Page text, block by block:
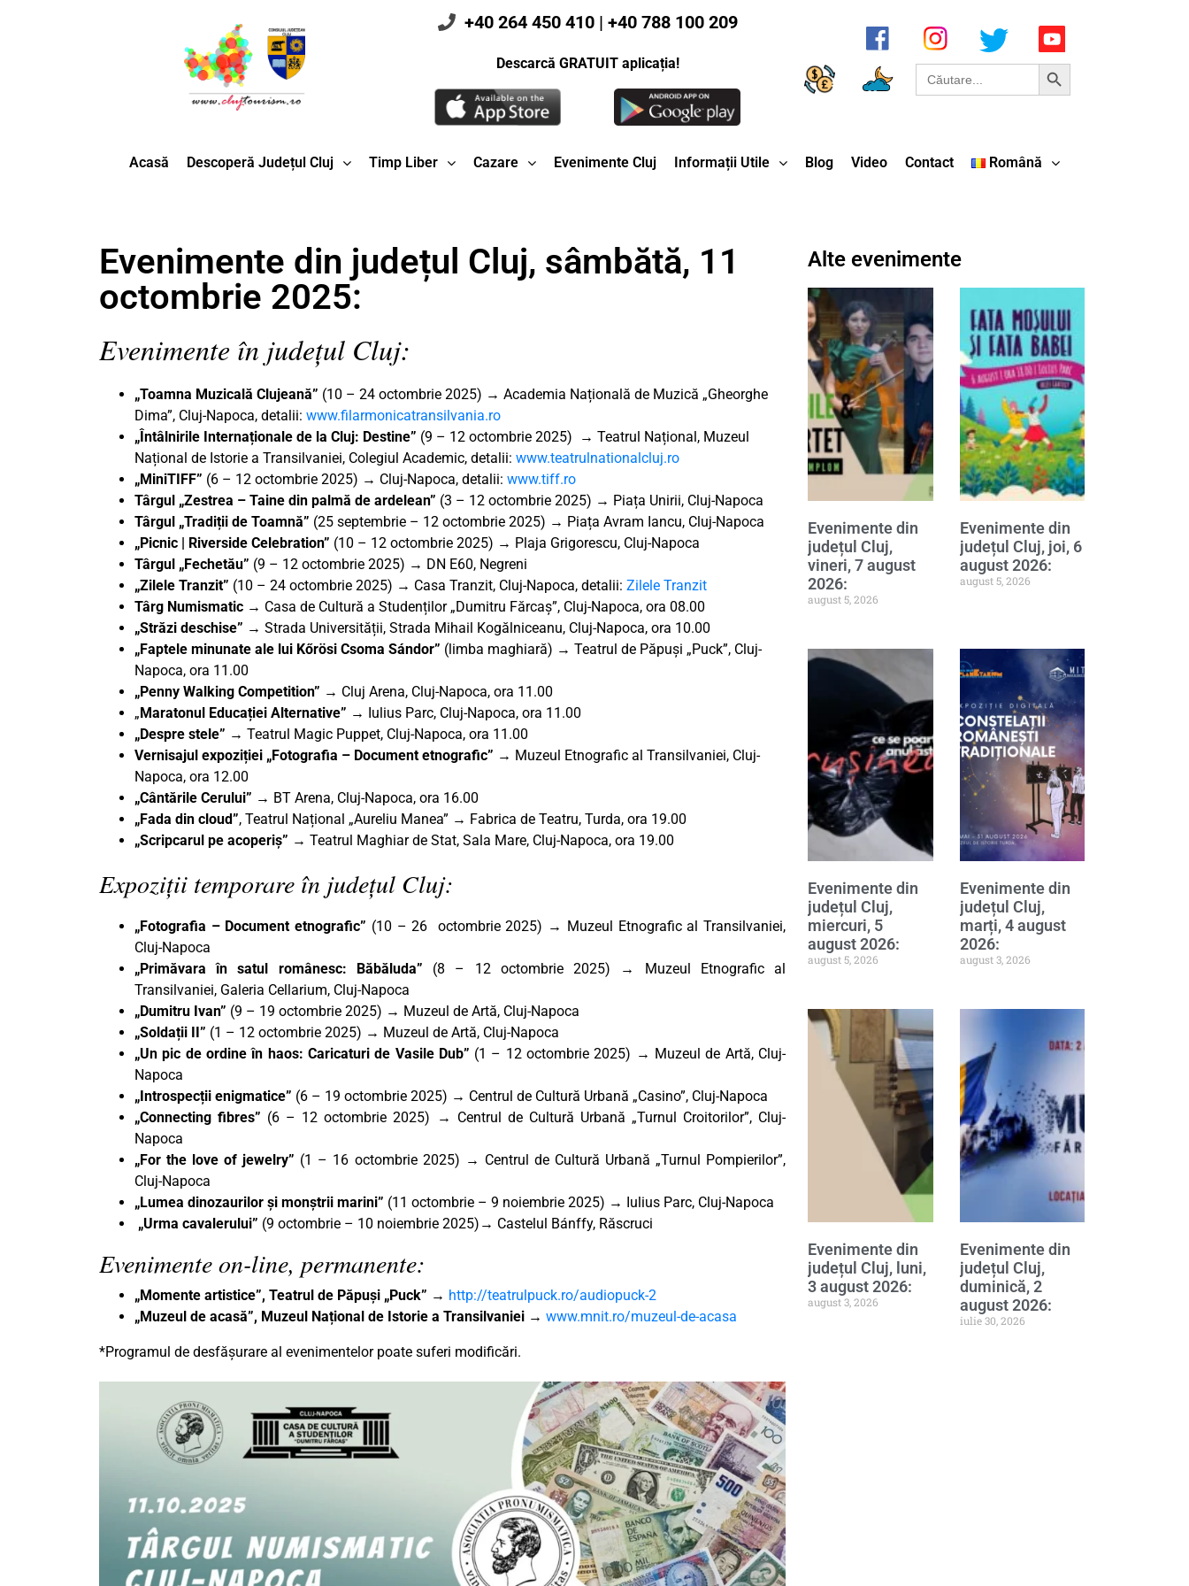
+40 264 450 410 | +40 788 100 209
Descarcă GRATUIT aplicația! Search
for:
Search Button
Acasă Descoperă Județul Cluj Timp Liber Cazare Evenimente Cluj Informații Utile Blog Video Contact Română
Evenimente din județul Cluj, sâmbătă, 11
octombrie 2025:
Evenimente în județul Cluj:
„Toamna Muzicală Clujeană” (10 – 24 octombrie 2025) → Academia Națională de Muzică „Gheorghe
Dima”, Cluj-Napoca, detalii: www.filarmonicatransilvania.ro
„Întâlnirile Internaționale de la Cluj: Destine” (9 – 12 octombrie 2025) → Teatrul Național, Muzeul
Național de Istorie a Transilvaniei, Colegiul Academic, detalii: www.teatrulnationalcluj.ro
„MiniTIFF” (6 – 12 octombrie 2025) → Cluj-Napoca, detalii: www.tiff.ro
Târgul „Zestrea – Taine din palmă de ardelean” (3 – 12 octombrie 2025) → Piața Unirii, Cluj-Napoca
Târgul „Tradiții de Toamnă” (25 septembrie – 12 octombrie 2025) → Piața Avram Iancu, Cluj-Napoca
„Picnic | Riverside Celebration” (10 – 12 octombrie 2025) → Plaja Grigorescu, Cluj-Napoca
Târgul „Fechetău” (9 – 12 octombrie 2025) → DN E60, Negreni
„Zilele Tranzit” (10 – 24 octombrie 2025) → Casa Tranzit, Cluj-Napoca, detalii: Zilele Tranzit
Târg Numismatic → Casa de Cultură a Studenților „Dumitru Fărcaș”, Cluj-Napoca, ora 08.00
„Străzi deschise” → Strada Universității, Strada Mihail Kogălniceanu, Cluj-Napoca, ora 10.00
„Faptele minunate ale lui Kőrösi Csoma Sándor” (limba maghiară) → Teatrul de Păpuși „Puck”, Cluj-
Napoca, ora 11.00
„Penny Walking Competition” → Cluj Arena, Cluj-Napoca, ora 11.00
„ Maratonul Educației Alternative” →
Iulius Parc, Cluj-Napoca, ora 11.00
„Despre stele” → Teatrul Magic Puppet, Cluj-Napoca, ora 11.00
Vernisajul expoziției „Fotografia – Document etnografic” → Muzeul Etnografic al Transilvaniei, Cluj-
Napoca, ora 12.00
„Cântările Cerului” → BT Arena, Cluj-Napoca, ora 16.00
„Fada din cloud”, Teatrul Național „Aureliu Manea” → Fabrica de Teatru, Turda, ora 19.00
„Scripcarul pe acoperiș” → Teatrul Maghiar de Stat, Sala Mare, Cluj-Napoca, ora 19.00
Expoziții temporare în județul Cluj:
„Fotografia – Document etnografic” (10 – 26 octombrie 2025) → Muzeul Etnografic al Transilvaniei,
Cluj-Napoca
„Primăvara în satul românesc: Băbăluda” (8 – 12 octombrie 2025) → Muzeul Etnografic al
Transilvaniei, Galeria Cellarium, Cluj-Napoca
„Dumitru Ivan” (9 – 19 octombrie 2025) → Muzeul de Artă, Cluj-Napoca
„Soldații II” (1 – 12 octombrie 2025) → Muzeul de Artă, Cluj-Napoca
„Un pic de ordine în haos: Caricaturi de Vasile Dub” (1 – 12 octombrie 2025) → Muzeul de Artă, Cluj-
Napoca
„Introspecții enigmatice” (6 – 19 octombrie 2025) → Centrul de Cultură Urbană „Casino”, Cluj-Napoca
„Connecting fibres” (6 – 12 octombrie 2025) → Centrul de Cultură Urbană „Turnul Croitorilor”, Cluj-
Napoca
„For the love of jewelry” (1 – 16 octombrie 2025) → Centrul de Cultură Urbană „Turnul Pompierilor”,
Cluj-Napoca
„Lumea dinozaurilor și monștrii marini” (11 octombrie – 9 noiembrie 2025) → Iulius Parc, Cluj-Napoca
„Urma cavalerului” (9 octombrie – 10 noiembrie 2025) → Castelul Bánffy, Răscruci
Evenimente on-line, permanente:
„Momente artistice”, Teatrul de Păpuși „Puck” → http://teatrulpuck.ro/audiopuck-2
„Muzeul de acasă”, Muzeul Național de Istorie a Transilvaniei → www.mnit.ro/muzeul-de-acasa
*Programul de desfășurare al evenimentelor poate suferi modificări.
Alte evenimente
Evenimente din
județul Cluj,
vineri, 7 august
2026:
august 5, 2026
Evenimente din
județul Cluj, joi, 6
august 2026:
august 5, 2026
Evenimente din
județul Cluj,
miercuri, 5
august 2026:
august 5, 2026
Evenimente din
județul Cluj,
marți, 4 august
2026:
august 3, 2026
Evenimente din
județul Cluj, luni,
3 august 2026:
august 3, 2026
Evenimente din
județul Cluj,
duminică, 2
august 2026:
iulie 30, 2026